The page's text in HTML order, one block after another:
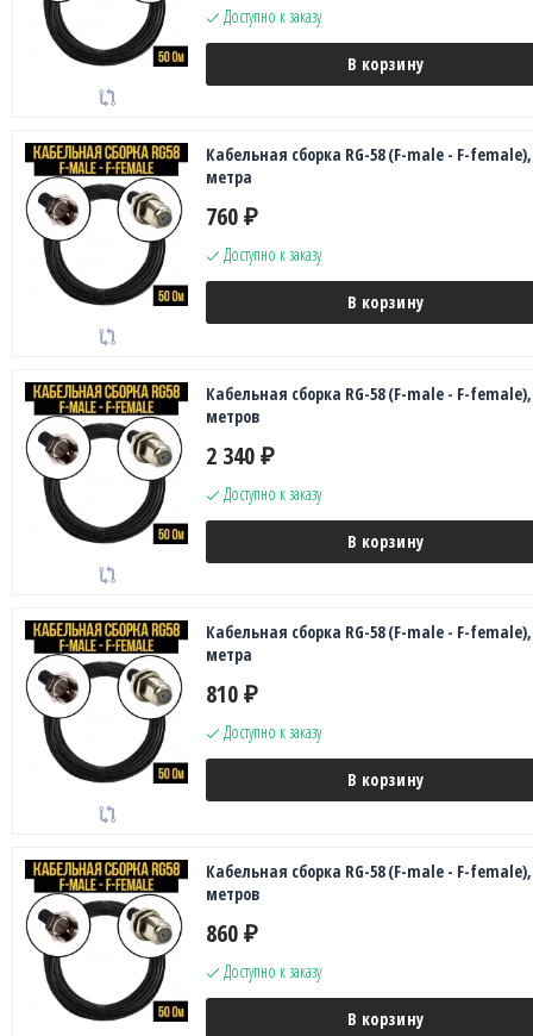
Доступно к заказу
В корзину
Кабельная сборка RG-58 (F-male - F-female),
метра
760 ₽
Доступно к заказу
В корзину
Кабельная сборка RG-58 (F-male - F-female),
метров
2 340 ₽
Доступно к заказу
В корзину
Кабельная сборка RG-58 (F-male - F-female),
метра
810 ₽
Доступно к заказу
В корзину
Кабельная сборка RG-58 (F-male - F-female),
метров
860 ₽
Доступно к заказу
В корзину